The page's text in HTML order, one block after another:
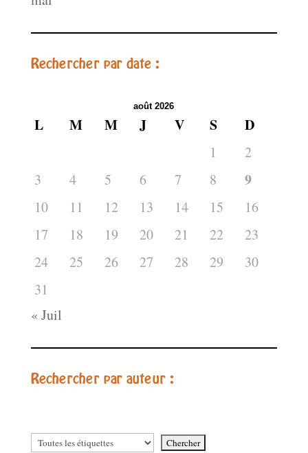
Rechercher par date :
août 2026
L M M J V S D
1
2
3
4 5 6 7 8 9
10 11 12 13 14 15
16
17
18 19 20 21 22
23
24
25 26 27 28 29
30
31
« Juil
Rechercher par auteur :